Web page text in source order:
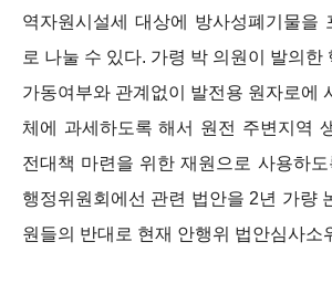
역자원시설세 대상에 방사성폐기물을
로 나눌 수 있다. 가령 박 의원이 발의한
가동여부와 관계없이 발전용 원자로에
체에 과세하도록 해서 원전 주변지역
전대책 마련을 위한 재원으로 사용하
행정위원회에선 관련 법안을 2년 가량
원들의 반대로 현재 안행위 법안심사소